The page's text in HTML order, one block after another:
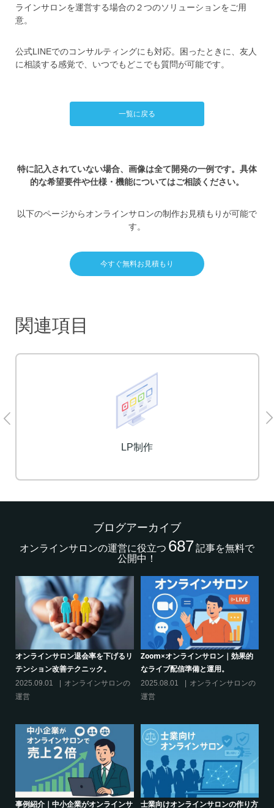
ラインサロンを運営する場合の２つのソリューションをご用
意。
公式LINEでのコンサルティングにも対応。困ったときに、友人
に相談する感覚で、いつでもどこでも質問が可能です。
一覧に戻る
特に記入されていない場合、画像は全て開発の一例です。具体
的な希望要件や仕様・機能についてはご相談ください。
以下のページからオンラインサロンの制作お見積もりが可能で
す。
今すぐ無料お見積もり
関連項目
無料アフターサポート
ブログアーカイブ
オンラインサロンの運営に役立つ 687記事を無料で
公開中！
シリーズ連載【運営者のお悩み解
決】ココがポイント！リスキリング
サロン運営必須3箇条
2025.03.27
オンラインサロンでの”学び”がこれ
からのリスキリングを先導すると言
えるこれだけの”理由”
2025.02.27